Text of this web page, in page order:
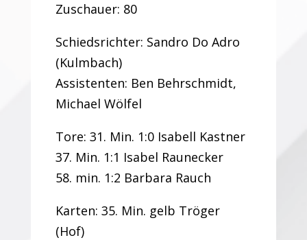
Zuschauer: 80
Schiedsrichter: Sandro Do Adro
(Kulmbach)
Assistenten: Ben Behrschmidt,
Michael Wölfel
Tore: 31. Min. 1:0 Isabell Kastner
37. Min. 1:1 Isabel Raunecker
58. min. 1:2 Barbara Rauch
Karten: 35. Min. gelb Tröger
(Hof)